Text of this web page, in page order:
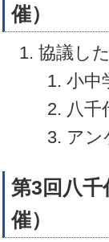
催）
協議し
小中
八千
アン
第3回八千
催）